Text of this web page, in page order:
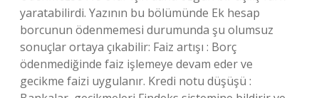
yaratabilirdi. Yazının bu bölümünde Ek hesap
borcunun ödenmemesi durumunda şu olumsuz
sonuçlar ortaya çıkabilir: Faiz artışı : Borç
ödenmediğinde faiz işlemeye devam eder ve
gecikme faizi uygulanır. Kredi notu düşüşü :